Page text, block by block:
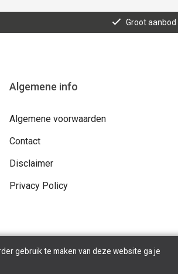
Groot aanbod
Algemene info
Algemene voorwaarden
Contact
Disclaimer
Privacy Policy
gebruik te maken van deze website ga je